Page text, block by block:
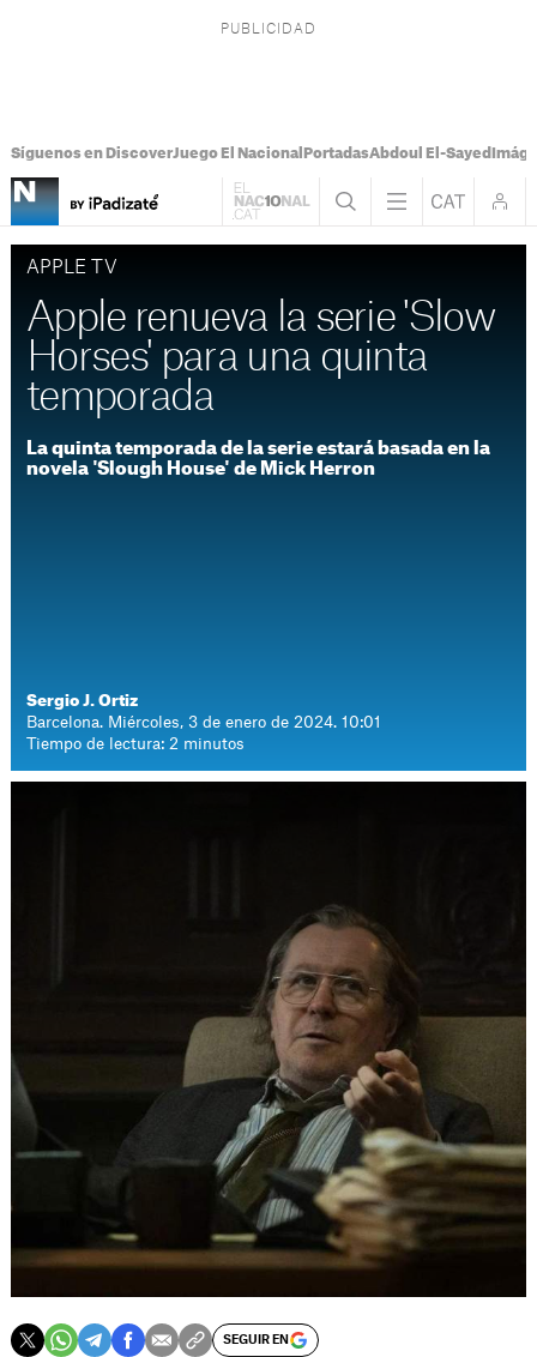
Síguenos en DiscoverJuego El Nacional PortadasAbdoul El-Sayed
APPLE TV
Apple renueva la serie 'Slow
Horses' para una quinta
temporada
La quinta temporada de la serie estará basada en la
novela 'Slough House' de Mick Herron
Sergio J. Ortiz
Barcelona. Miércoles, 3 de enero de 2024. 10:01
Tiempo de lectura: 2 minutos
SEGUIR EN